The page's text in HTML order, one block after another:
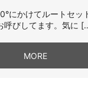
にかけてルートセッ
呼びしてます。気に
MORE